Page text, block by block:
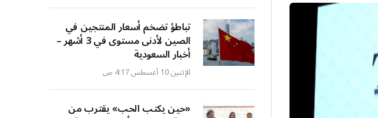
تباطؤ تضخم أسعار المنتجين في
الصين لأدنى مستوى في 3 أشهر –
أخبار السعودية
الإثنين 10 أغسطس 4:17 ص
«حين يكتب الحب» يقترب من